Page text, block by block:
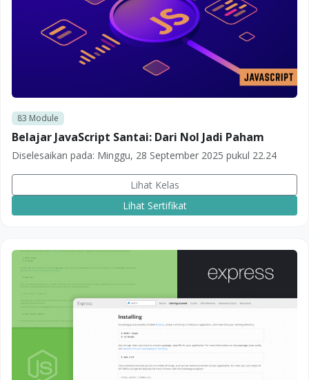
83 Module
Belajar JavaScript Santai: Dari Nol Jadi Paham
Diselesaikan pada: Minggu, 28 September 2025 pukul 22.24
Lihat Kelas
Lihat Sertifikat